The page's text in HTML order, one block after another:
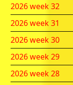
2026 week 32
2026 week 31
2026 week 30
2026 week 29
2026 week 28